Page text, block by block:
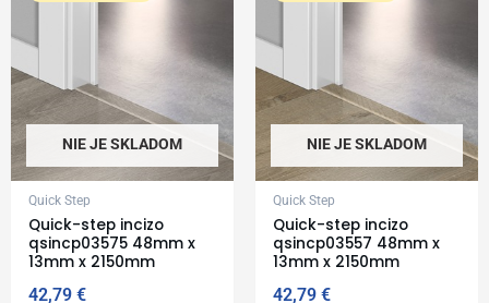
NIE JE SKLADOM
Quick Step
Quick-step incizo
qsincp03575 48mm x
13mm x 2150mm
42,79€
NIE JE SKLADOM
Quick Step
Quick-step incizo
qsincp03557 48mm x
13mm x 2150mm
42,79€